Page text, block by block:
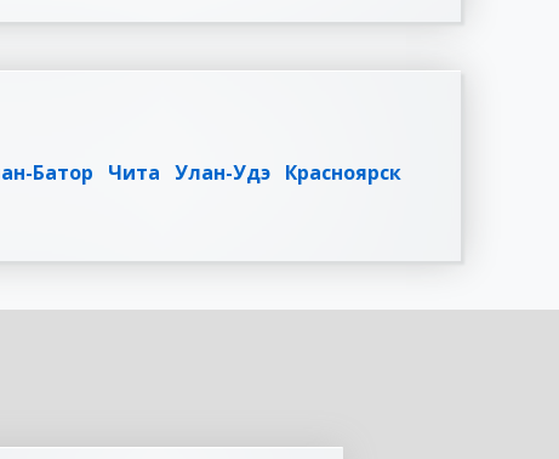
Батор Чита Улан-Удэ Красноярск